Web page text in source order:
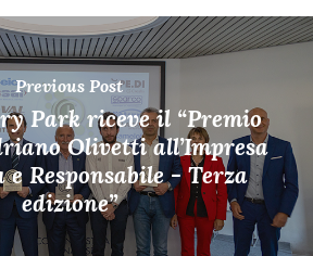
Previous Post
Park riceve il “Premio
Olivetti all’Impresa
Responsabile - Terza
edizione”